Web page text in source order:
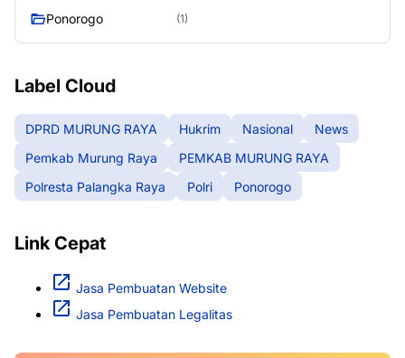
Ponorogo (1)
Label Cloud
DPRD MURUNG RAYA Hukrim Nasional
News
Pemkab Murung Raya
PEMKAB MURUNG RAYA
Polresta Palangka Raya
Polri Ponorogo
Link Cepat
Jasa Pembuatan Website
Jasa Pembuatan Legalitas